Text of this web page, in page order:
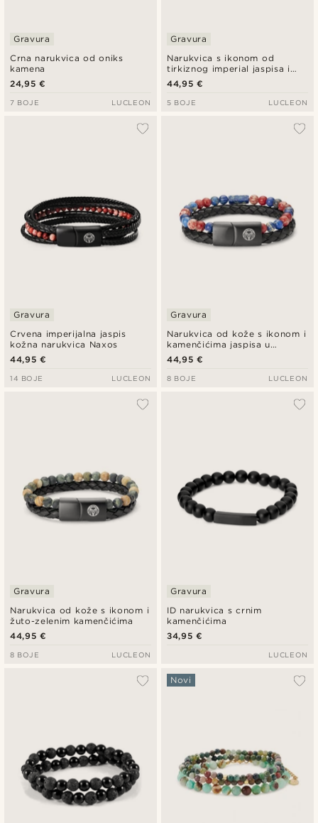
Crna narukvica od oniks
kamena
Gravura
24,95 €
7 BOJE LUCLEON
Narukvica s ikonom od
tirkiznog imperial jaspisa i
vintage kože
Gravura
44,95 €
5 BOJE LUCLEON
Crvena imperijalna jaspis
kožna narukvica Naxos
Gravura
44,95 €
14 BOJE LUCLEON
Narukvica od kože s ikonom i
kamenčićima jaspisa u
crvenoj i plavoj boji
Gravura
44,95 €
8 BOJE LUCLEON
Narukvica od kože s ikonom i
žuto-zelenim kamenčićima
Gravura
44,95 €
8 BOJE LUCLEON
ID narukvica s crnim
kamenčićima
Gravura
34,95 €
LUCLEON
Novi